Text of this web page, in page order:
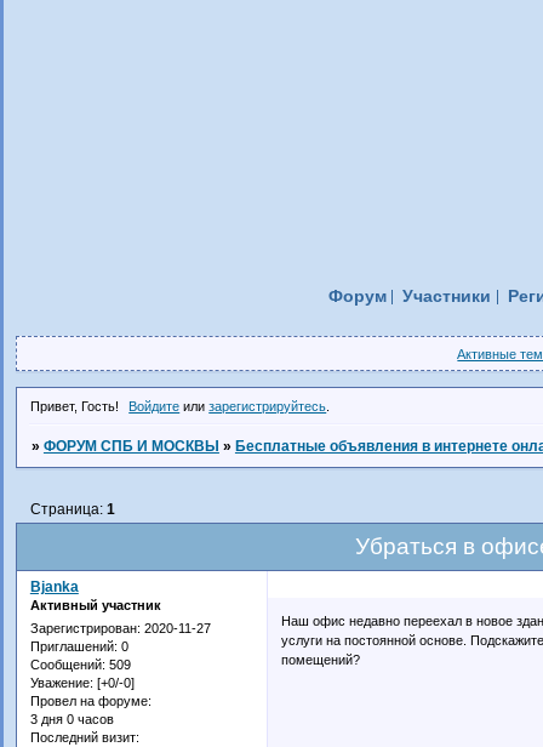
Форум Участники
Активные
Привет, Гость! Войдите илизарегистрируйтесь
» ФОРУМ СПБ И МОСКВЫ » Бесплатные объявления в интернете
Убраться в
Страница: 1
Bjanka
Активный участник
Зарегистрирован: 2020-11-27
Приглашений: 0
Сообщений: 509
Уважение: [+0/-0]
Провел на форуме:
3 дня 0 часов
Последний визит:
Наш офис недавно переехал в новое
услуги на постоянной основе.
помещений?